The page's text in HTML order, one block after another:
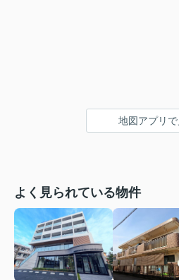
地図アプリで
よく見られている物件